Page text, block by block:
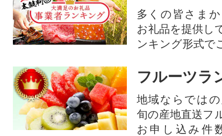
多くの皆さま
お礼品を提供し
ンキング形式で
フルーツラ
地域ならでは
旬の産地直送フ
お申し込み件